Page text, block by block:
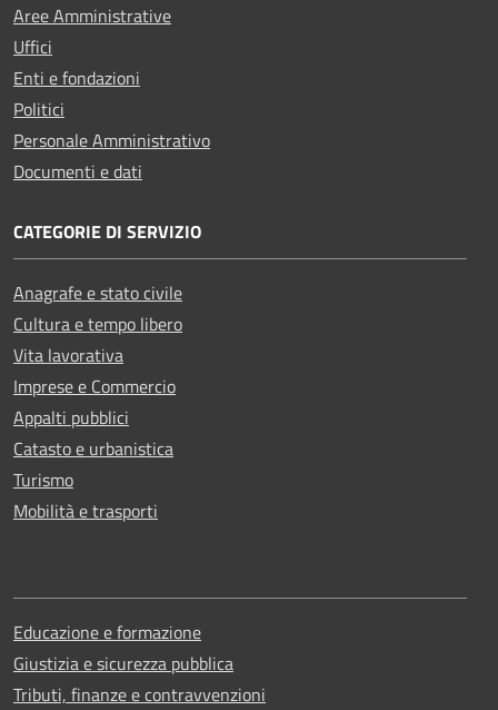
Aree Amministrative
Uffici
Enti e fondazioni
Politici
Personale Amministrativo
Documenti e dati
CATEGORIE DI SERVIZIO
Anagrafe e stato civile
Cultura e tempo libero
Vita lavorativa
Imprese e Commercio
Appalti pubblici
Catasto e urbanistica
Turismo
Mobilità e trasporti
Educazione e formazione
Giustizia e sicurezza pubblica
Tributi, finanze e contravvenzioni